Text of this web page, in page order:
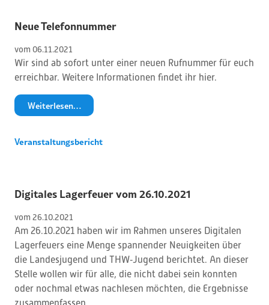
Neue Telefonnummer
vom 06.11.2021
Wir sind ab sofort unter einer neuen Rufnummer für euch
erreichbar. Weitere Informationen findet ihr hier.
Weiterlesen…
Veranstaltungsbericht
Digitales Lagerfeuer vom 26.10.2021
vom 26.10.2021
Am 26.10.2021 haben wir im Rahmen unseres Digitalen
Lagerfeuers eine Menge spannender Neuigkeiten über
die Landesjugend und THW‑Jugend berichtet. An dieser
Stelle wollen wir für alle, die nicht dabei sein konnten
oder nochmal etwas nachlesen möchten, die Ergebnisse